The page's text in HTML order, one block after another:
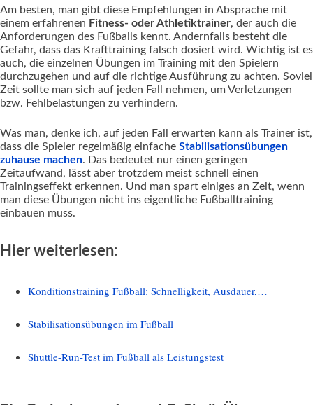
Am besten, man gibt diese Empfehlungen in Absprache mit
einem erfahrenen Fitness- oder Athletiktrainer, der auch die
Anforderungen des Fußballs kennt. Andernfalls besteht die
Gefahr, dass das Krafttraining falsch dosiert wird. Wichtig ist es
auch, die einzelnen Übungen im Training mit den Spielern
durchzugehen und auf die richtige Ausführung zu achten. Soviel
Zeit sollte man sich auf jeden Fall nehmen, um Verletzungen
bzw. Fehlbelastungen zu verhindern.
Was man, denke ich, auf jeden Fall erwarten kann als Trainer ist,
dass die Spieler regelmäßig einfache Stabilisationsübungen
zuhause machen. Das bedeutet nur einen geringen
Zeitaufwand, lässt aber trotzdem meist schnell einen
Trainingseffekt erkennen. Und man spart einiges an Zeit, wenn
man diese Übungen nicht ins eigentliche Fußballtraining
einbauen muss.
Hier weiterlesen:
Konditionstraining Fußball: Schnelligkeit, Ausdauer,…
Stabilisationsübungen im Fußball
Shuttle-Run-Test im Fußball als Leistungstest